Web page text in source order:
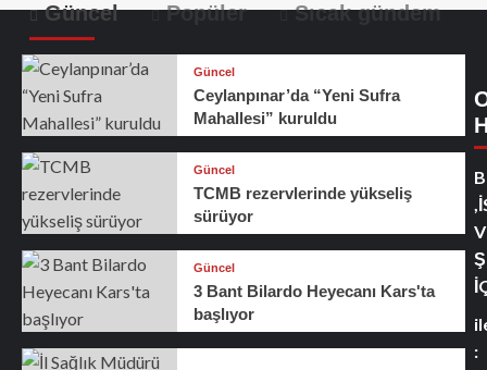
Güncel Popüler Sıcak gündem
Güncel
Ceylanpınar’da “Yeni Sufra
Mahallesi” kuruldu
Güncel
TCMB rezervlerinde yükseliş
sürüyor
Güncel
3 Bant Bilardo Heyecanı Kars'ta
başlıyor
: